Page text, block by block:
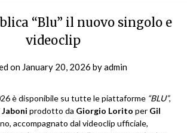
“Blu” il nuovo singolo e
videoclip
on January 20, 2026 byadmin
è disponibile su tutte le piattaforme “BLU”,
Jaboni prodotto da Giorgio Lorito per Gil
accompagnato dal videoclip ufficiale,